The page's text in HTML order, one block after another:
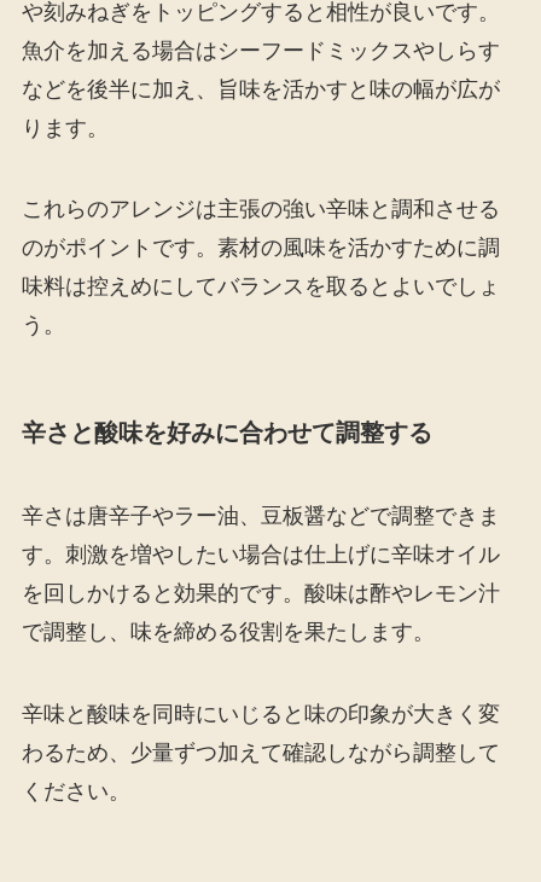
や刻みねぎをトッピングすると相性が良いです。
魚介を加える場合はシーフードミックスやしらす
などを後半に加え、旨味を活かすと味の幅が広が
ります。
これらのアレンジは主張の強い辛味と調和させる
のがポイントです。素材の風味を活かすために調
味料は控えめにしてバランスを取るとよいでしょ
う。
辛さと酸味を好みに合わせて調整する
辛さは唐辛子やラー油、豆板醤などで調整できま
す。刺激を増やしたい場合は仕上げに辛味オイル
を回しかけると効果的です。酸味は酢やレモン汁
で調整し、味を締める役割を果たします。
辛味と酸味を同時にいじると味の印象が大きく変
わるため、少量ずつ加えて確認しながら調整して
ください。